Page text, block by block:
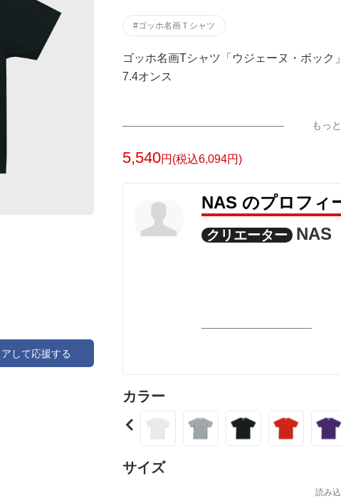
して応援する
#ゴッホ名画Ｔシャツ
ゴッホ名画Tシャツ「ウジェーヌ・ボッ
7.4オンス
画家・フィンセント・ウィレム・ファン・
（Vincent Willem van Gogh）
前面「ウジェーヌ・ボック」
●このTシャツの生地は特厚スーパーヘビ
中では圧倒的な生地の厚みとなっています
※杢グレー：綿80%、ポリエステル20%
●生地の厚さ
●印刷手法
もっ
5,540円(税込6,094円)
NAS のプロフィ
クリエーター NAS
カラー
サイズ